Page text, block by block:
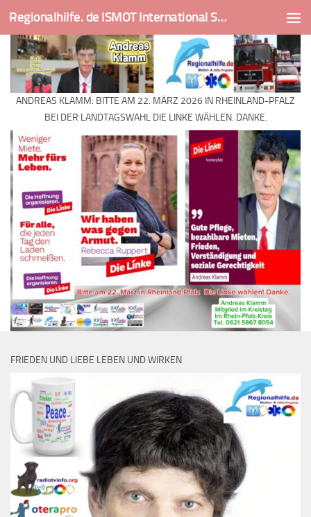
Skip to content Regionalhilfe. de ISMOT International Social And Medical Outreach Team
ANDREAS KLAMM: BITTE AM 22. MÄRZ 2026 IN RHEINLAND-PFALZ
BEI DER LANDTAGSWAHL DIE LINKE WÄHLEN. DANKE.
FRIEDEN UND LIEBE LEBEN UND WIRKEN